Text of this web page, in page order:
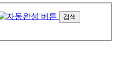
검색